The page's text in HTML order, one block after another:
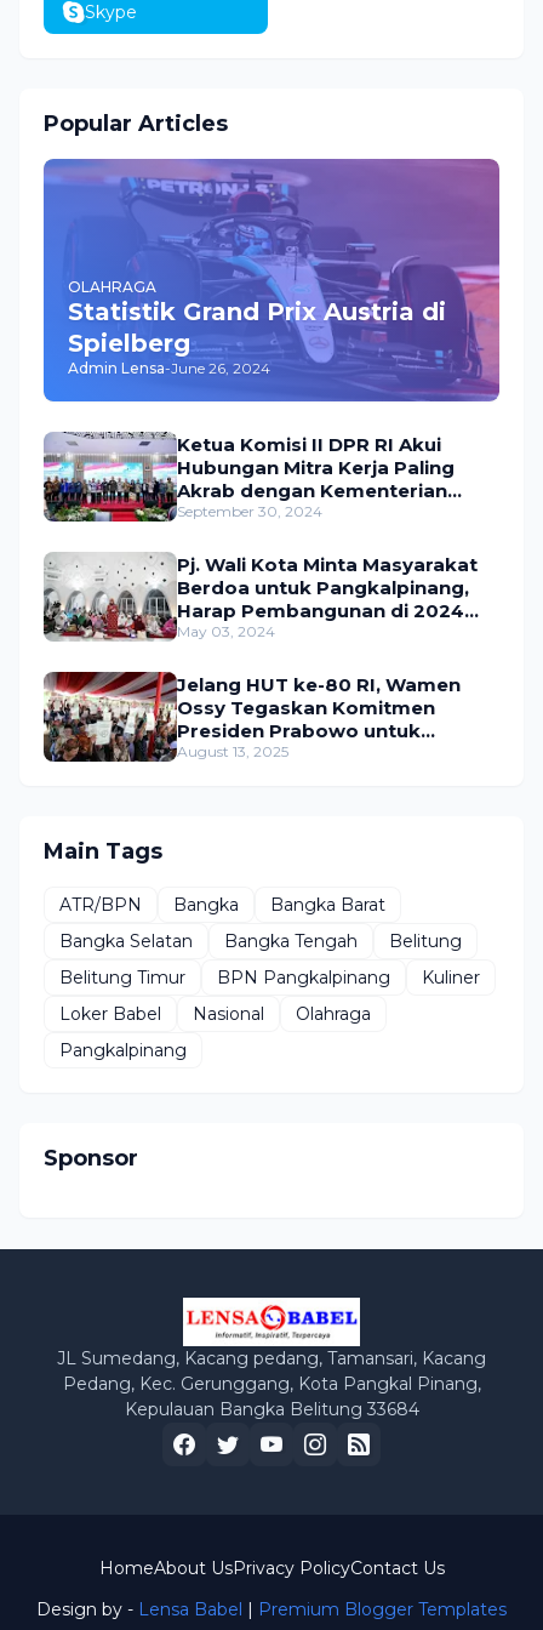
Skype
Popular Articles
OLAHRAGA
Statistik Grand Prix Austria di
Spielberg
Admin Lensa-June 26, 2024
Ketua Komisi II DPR RI Akui
Hubungan Mitra Kerja Paling
Akrab dengan Kementerian
ATR/BPN
September 30, 2024
Pj. Wali Kota Minta Masyarakat
Berdoa untuk Pangkalpinang,
Harap Pembangunan di 2024
Berjalan Lancar
May 03, 2024
Jelang HUT ke-80 RI, Wamen
Ossy Tegaskan Komitmen
Presiden Prabowo untuk
Menyejahterakan Rakyat
August 13, 2025
Main Tags
ATR/BPN Bangka
Bangka Barat
Bangka Selatan
Bangka Tengah
Belitung
Belitung Timur
BPN Pangkalpinang
Kuliner
Loker Babel
Nasional
Olahraga
Pangkalpinang
Sponsor
JL Sumedang, Kacang pedang, Tamansari, Kacang
Pedang, Kec. Gerunggang, Kota Pangkal Pinang,
Kepulauan Bangka Belitung 33684
Design by - Lensa Babel | Premium Blogger Templates
HomeAbout UsPrivacy PolicyContact Us